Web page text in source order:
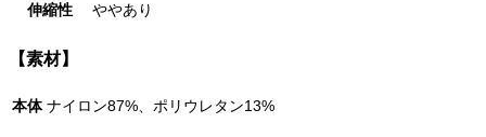
伸縮性
ややあり
【素材】
本体 ナイロン87%、ポリウレタン13%